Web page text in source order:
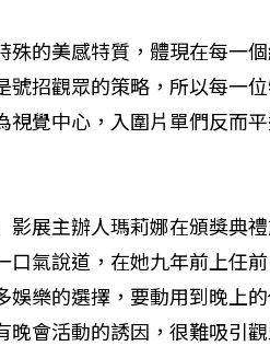
的美感特質，體現在每一
招觀眾的策略，所以每一
覺中心，入圍片單們反而
影展主辦人瑪莉娜在頒獎典
氣說道，在她九年前上任
樂的選擇，要動用到晚上
會活動的誘因，很難吸引觀